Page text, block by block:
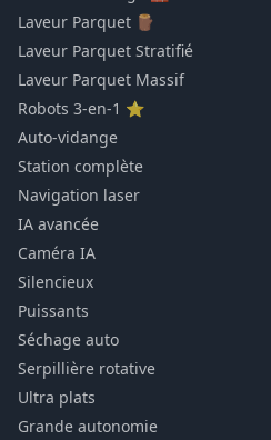
Laveur Parquet 🪵
Laveur Parquet Stratifié
Laveur Parquet Massif
Robots 3-en-1 ⭐
Auto-vidange
Station complète
Navigation laser
IA avancée
Caméra IA
Silencieux
Puissants
Séchage auto
Serpillière rotative
Ultra plats
Grande autonomie